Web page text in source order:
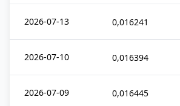
2026-07-13 0,016241
2026-07-10 0,016394
2026-07-09 0,016445